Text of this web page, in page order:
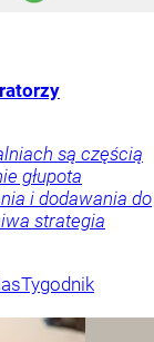
są częścią
głupota
i dodawania do
strategia
Tygodnik